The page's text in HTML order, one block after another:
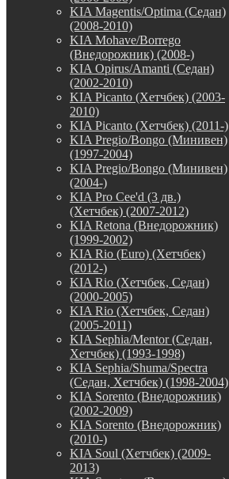
KIA Magentis/Optima (Седан)
(2008-2010)
KIA Mohave/Borrego
(Внедорожник) (2008-)
KIA Opirus/Amanti (Седан)
(2002-2010)
KIA Picanto (Хетчбек) (2003-
2010)
KIA Picanto (Хетчбек) (2011-)
KIA Pregio/Bongo (Минивен)
(1997-2004)
KIA Pregio/Bongo (Минивен)
(2004-)
KIA Pro Cee'd (3 дв.)
(Хетчбек) (2007-2012)
KIA Retona (Внедорожник)
(1999-2002)
KIA Rio (Euro) (Хетчбек)
(2012-)
KIA Rio (Хетчбек, Седан)
(2000-2005)
KIA Rio (Хетчбек, Седан)
(2005-2011)
KIA Sephia/Mentor (Седан,
Хетчбек) (1993-1998)
KIA Sephia/Shuma/Spectra
(Седан, Хетчбек) (1998-2004)
KIA Sorento (Внедорожник)
(2002-2009)
KIA Sorento (Внедорожник)
(2010-)
KIA Soul (Хетчбек) (2009-
2013)